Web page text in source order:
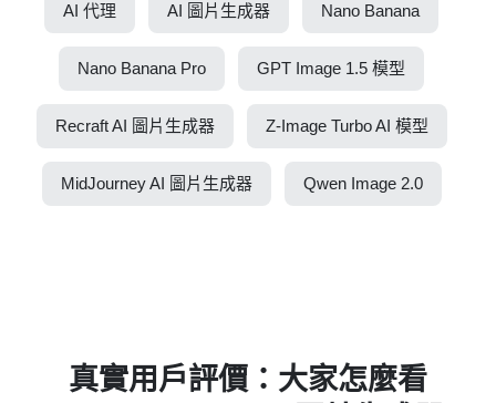
AI 代理 AI 圖片生成器 Nano Banana
Nano Banana Pro GPT Image 1.5 模型
Recraft AI 圖片生成器 Z-Image Turbo AI 模型
MidJourney AI 圖片生成器 Qwen Image 2.0
真實用戶評價：大家怎麼看